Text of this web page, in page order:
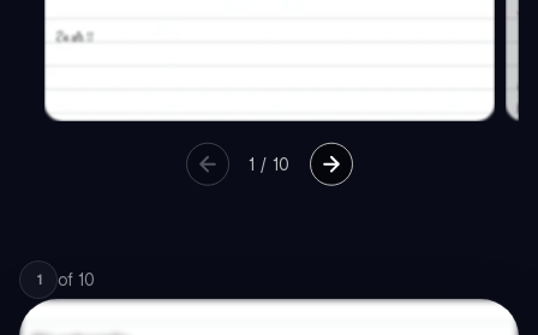
1 / 10
1 of 10